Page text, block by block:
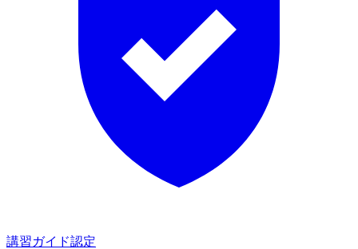
講習ガイド認定